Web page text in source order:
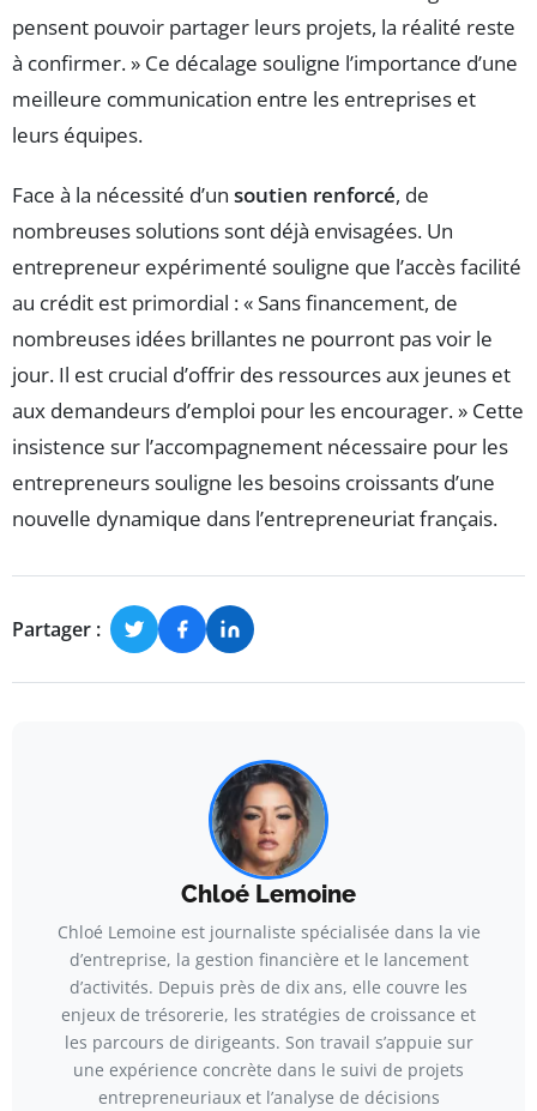
pensent pouvoir partager leurs projets, la réalité reste
à confirmer. » Ce décalage souligne l’importance d’une
meilleure communication entre les entreprises et
leurs équipes.
Face à la nécessité d’un soutien renforcé, de
nombreuses solutions sont déjà envisagées. Un
entrepreneur expérimenté souligne que l’accès facilité
au crédit est primordial : « Sans financement, de
nombreuses idées brillantes ne pourront pas voir le
jour. Il est crucial d’offrir des ressources aux jeunes et
aux demandeurs d’emploi pour les encourager. » Cette
insistence sur l’accompagnement nécessaire pour les
entrepreneurs souligne les besoins croissants d’une
nouvelle dynamique dans l’entrepreneuriat français.
Partager :
Chloé Lemoine
Chloé Lemoine est journaliste spécialisée dans la vie
d’entreprise, la gestion financière et le lancement
d’activités. Depuis près de dix ans, elle couvre les
enjeux de trésorerie, les stratégies de croissance et
les parcours de dirigeants. Son travail s’appuie sur
une expérience concrète dans le suivi de projets
entrepreneuriaux et l’analyse de décisions